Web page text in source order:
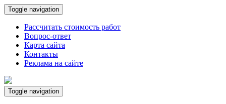
Toggle navigation
Рассчитать стоимость работ
Вопрос-ответ
Карта сайта
Контакты
Реклама на сайте
Toggle navigation